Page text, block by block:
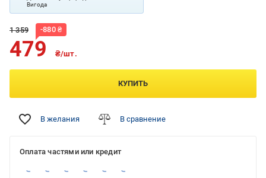
Вигода
1 359 -880₴
479 ₴/шт.
КУПИТЬ
В желания В сравнение
Оплата частями или кредит